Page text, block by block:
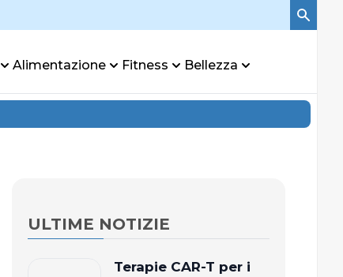
Alimentazione Fitness Bellezza
ULTIME NOTIZIE
Terapie CAR-T per i